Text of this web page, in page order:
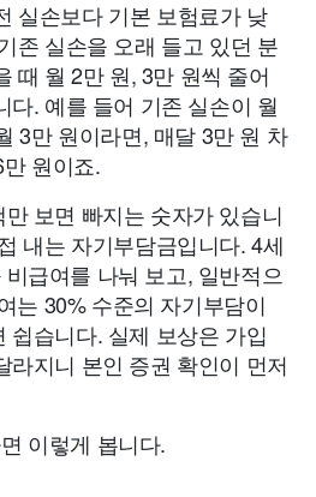
실손보다 기본 보험료가 낮
존 실손을 오래 들고 있던 분
때 월 2만 원, 3만 원씩 줄어
다. 예를 들어 기존 실손이 월
3만 원이라면, 매달 3만 원 차
원이죠.
보면 빠지는 숫자가 있습니
내는 자기부담금입니다. 4세
급여를 나눠 보고, 일반적으
는 30% 수준의 자기부담이
쉽습니다. 실제 보상은 가입
라지니 본인 증권 확인이 먼저
이렇게 봅니다.